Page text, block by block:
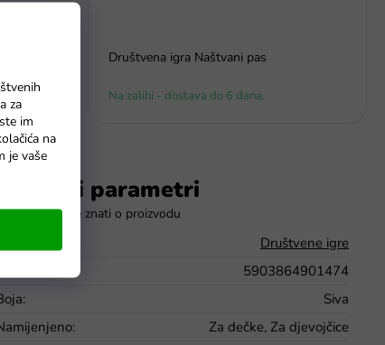
za
im
na
je vaše
Društvena igra Naštvani pas
Na zalihi - dostava do 6 dana.
Dodatni parametri
Društvene igre
5903864901474
:
Siva
:
Za dečke, Za djevojčice